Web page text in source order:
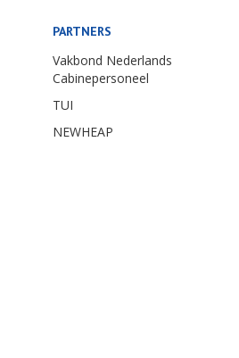
PARTNERS
Vakbond Nederlands
Cabinepersoneel
TUI
NEWHEAP